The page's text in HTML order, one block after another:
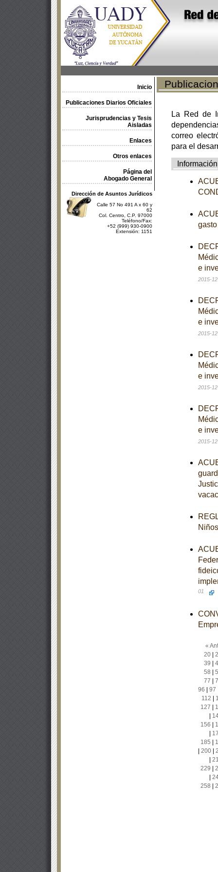
Inicio
Publicaciones Diarios Oficiales
Jurisprudencias y Tesis
Aisladas
Enlaces
Otros enlaces
Página del
Abogado General
Dirección de Asuntos Jurídicos
Calle 57 No 491 A x 60 y
62
Col. Centro, C.P. 97000
Teléfono/Fax:
+52 (999) 930-0900
Extensión: 1151
La Red de
correo
para el
Información
e
2015-
e
2015-
e
2015-
e
2015-
01
«
20|
39
58
77
96
97
112
127
156
185
200|
229
258